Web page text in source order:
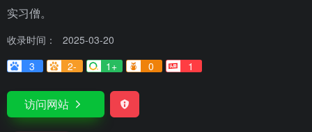
实习僧。
收录时间：
2025-03-20
3
2- 1+ 0 1
访问网站